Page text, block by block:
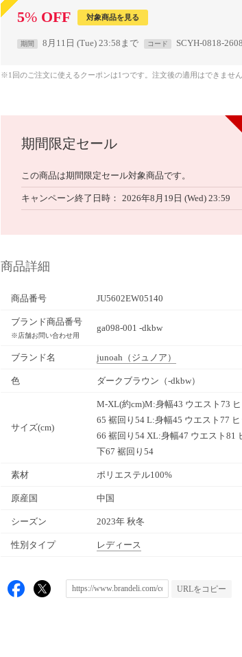
5% OFF 対象商品を見る
期間 8月11日 (Tue) 23:58まで コード SCYH-0818-
※1回のご注文に使えるクーポンは1つです。注文後の適用はできません
期間限定セール
この商品は期間限定セール対象商品です。
キャンペーン終了日時 2026年8月19日 (Wed) 23:59
商品詳細
商品番号 JU5602EW05140
ブランド商品番号
※店舗お問い合わせ用
ga098-001 -dkbw
ブランド名 junoah （ジュノア）
色 ダークブラウン（-dkbw）
サイズ(cm)
M-XL(約cm)M:身幅43 ウエスト73
65 裾回り54 L:身幅45 ウエスト77
66 裾回り54 XL:身幅47 ウエスト81
下67 裾回り54
素材 ポリエステル100%
原産国 中国
シーズン 2023年 秋冬
性別タイプ レディース
URLをコピー